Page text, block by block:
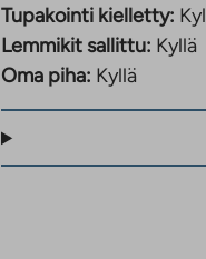
Tupakointi kielletty:
Lemmikit sallittu: Kyllä
Oma piha: Kyllä